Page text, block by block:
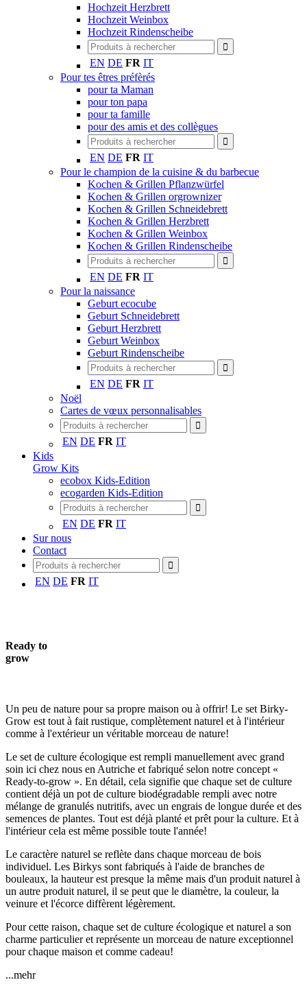
Hochzeit Herzbrett
Hochzeit Weinbox
Hochzeit Rindenscheibe
EN DE FR IT
Pour tes êtres préfèrés
pour ta Maman
pour ton papa
pour ta famille
pour des amis et des collègues
EN DE FR IT
Pour le champion de la cuisine & du barbecue
Kochen & Grillen Pflanzwürfel
Kochen & Grillen orgrownizer
Kochen & Grillen Schneidebrett
Kochen & Grillen Herzbrett
Kochen & Grillen Weinbox
Kochen & Grillen Rindenscheibe
EN DE FR IT
Pour la naissance
Geburt ecocube
Geburt Schneidebrett
Geburt Herzbrett
Geburt Weinbox
Geburt Rindenscheibe
EN DE FR IT
Noël
Cartes de vœux personnalisables
EN DE FR IT
Kids
Grow Kits
ecobox Kids-Edition
ecogarden Kids-Edition
EN DE FR IT
Sur nous
Contact
EN DE FR IT
Ready to
grow
Un peu de nature pour sa propre maison ou à offrir! Le set Birky-
Grow est tout à fait rustique, complètement naturel et à l'intérieur
comme à l'extérieur un véritable morceau de nature!
Le set de culture écologique est rempli manuellement avec grand
soin ici chez nous en Autriche et fabriqué selon notre concept «
Ready-to-grow ». En détail, cela signifie que chaque set de culture
contient déjà un pot de culture biodégradable rempli avec notre
mélange de granulés nutritifs, avec un engrais de longue durée et des
semences de plantes. Tout est déjà planté et prêt pour la culture. Et à
l'intérieur cela est même possible toute l'année!
Le caractère naturel se reflète dans chaque morceau de bois
individuel. Les Birkys sont fabriqués à l'aide de branches de
bouleaux, la hauteur est presque la même mais d'un produit naturel à
un autre produit naturel, il se peut que le diamètre, la couleur, la
veinure et l'écorce diffèrent légèrement.
Pour cette raison, chaque set de culture écologique et naturel a son
charme particulier et représente un morceau de nature exceptionnel
pour chaque maison et comme cadeau!
...mehr